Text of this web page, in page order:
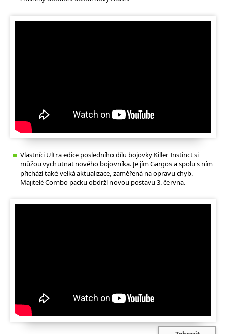
Vlastníci Ultra edice posledního dílu bojovky Killer Instinct si
můžou vychutnat nového bojovníka. Je jím Gargos a spolu s ním
přichází také velká aktualizace, zaměřená na opravu chyb.
Majitelé Combo packu obdrží novou postavu 3. června.